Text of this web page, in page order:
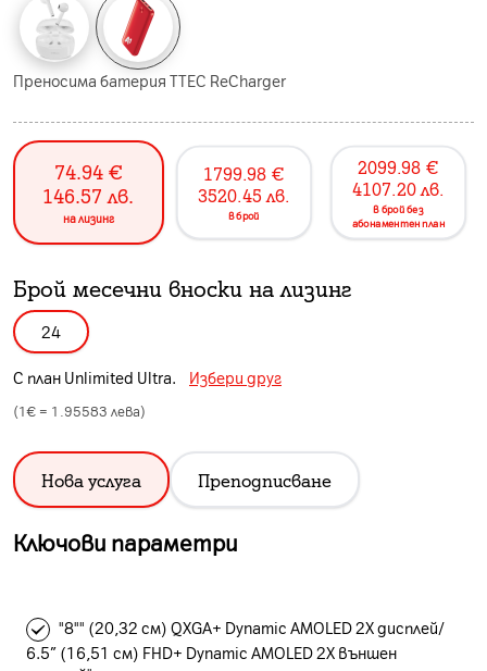
Преносима батерия TTEC ReCharger
74.94 €
146.57 лв.
на лизинг
1799.98 €
3520.45 лв.
в брой
2099.98 €
4107.20 лв.
в брой без
абонаментен план
Брой месечни вноски на лизинг
24
С план Unlimited Ultra. Избери друг
(1€ = 1.95583 лева)
Нова услуга Преподписване
Ключови параметри
"8"" (20,32 см) QXGA+ Dynamic AMOLED 2X дисплей/
6.5” (16,51 см) FHD+ Dynamic AMOLED 2X външен